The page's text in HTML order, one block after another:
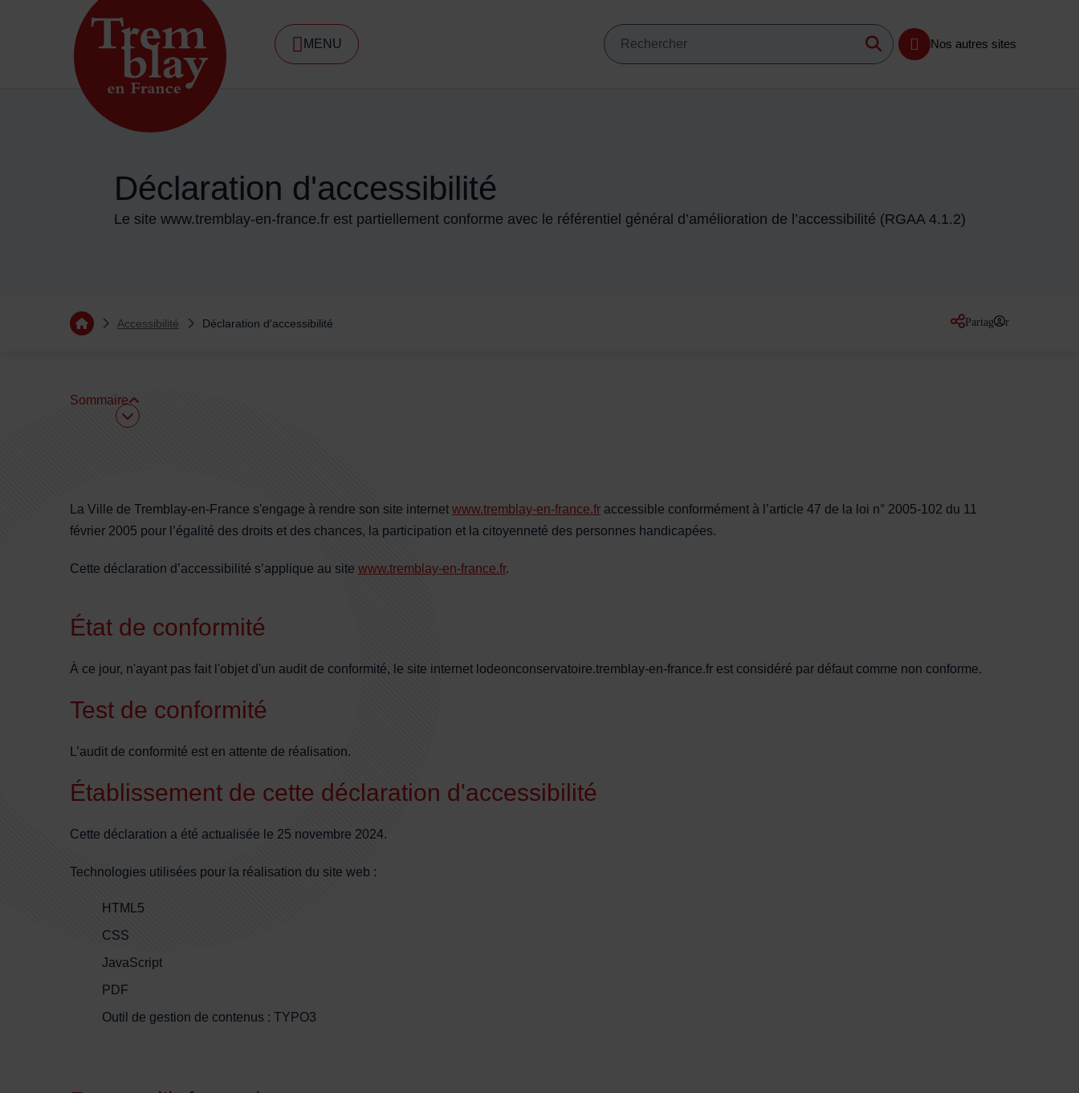
Menu de raccourcis
Accueil ville de Tremblay-en-France
MENU
DE NAVIGATION PRINCIPALE Recherche
Mots clés de minimum 3 caractères Lancer la recherche
Nos autres sites
Déclaration d'accessibilité
Le site www.tremblay-en-france.fr est partiellement conforme avec le référentiel général d’amélioration de l’accessibilité (RGAA 4.1.2)
Vous êtes ici :
Retourner à l'accueil
Accessibilité Déclaration d'accessibilité Partager
sur les réseaux
Sommaire
Sommaire
La Ville de Tremblay-en-France s'engage à rendre son site internet www.tremblay-en-france.fr accessible conformément à l’article 47 de la loi n° 2005-102 du 11
février 2005 pour l’égalité des droits et des chances, la participation et la citoyenneté des personnes handicapées.
Cette déclaration d’accessibilité s’applique au site www.tremblay-en-france.fr.
État de conformité
À ce jour, n'ayant pas fait l'objet d'un audit de conformité, le site internet lodeonconservatoire.tremblay-en-france.fr est considéré par défaut comme non conforme.
Test de conformité
L’audit de conformité est en attente de réalisation.
Établissement de cette déclaration d'accessibilité
Cette déclaration a été actualisée le 25 novembre 2024.
Technologies utilisées pour la réalisation du site web :
HTML5
CSS
JavaScript
PDF
Outil de gestion de contenus : TYPO3